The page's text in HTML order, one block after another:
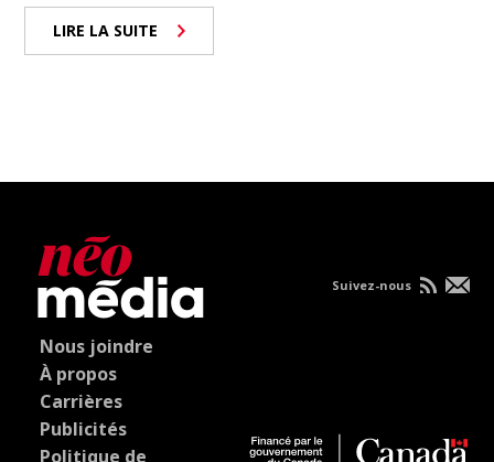
LIRE LA SUITE
Nous joindre
À propos
Carrières
Publicités
Politique de
Suivez-nous